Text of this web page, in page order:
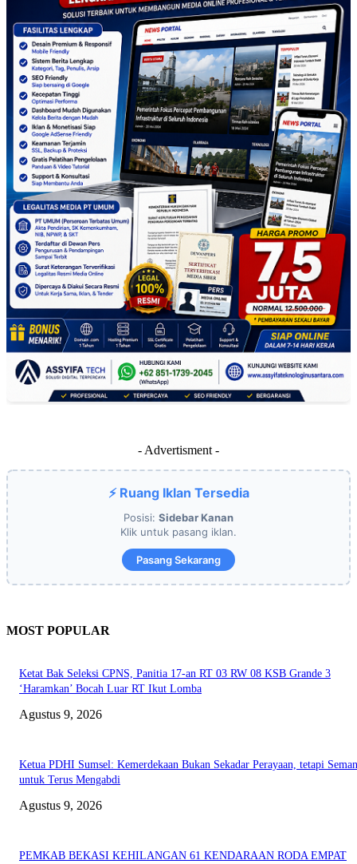
- Advertisment -
⚡ Ruang Iklan Tersedia
Posisi: Sidebar Kanan
Klik untuk pasang iklan.
Pasang Sekarang
MOST POPULAR
Ketat Bak Seleksi CPNS, Panitia 17-an RT 03 RW 08 KSB Grande 3
‘Haramkan’ Bocah Luar RT Ikut Lomba
Agustus 9, 2026
Ketua PDHI Sumsel: Kemerdekaan Bukan Sekadar Perayaan, tetapi
untuk Terus Mengabdi
Agustus 9, 2026
PEMKAB BEKASI KEHILANGAN 61 KENDARAAN RODA EMPAT